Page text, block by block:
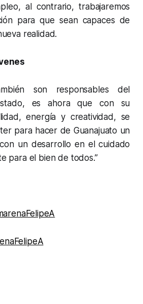
al contrario, trabajaremos
para que sean capaces de
realidad.
son responsables del
es ahora que con su
energía y creatividad, se
para hacer de Guanajuato un
un desarrollo en el cuidado
para el bien de todos.”